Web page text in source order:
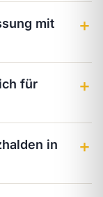
mit
＋
für
＋
in
＋